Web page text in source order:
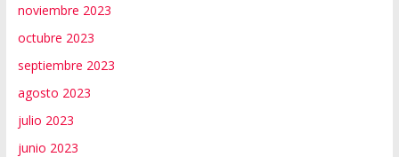
noviembre 2023
octubre 2023
septiembre 2023
agosto 2023
julio 2023
junio 2023